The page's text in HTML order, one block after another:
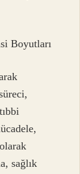
Boyutları
sağlık